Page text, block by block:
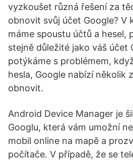
vyzkoušet různá řešení za
obnovit svůj účet Google? V
máme spoustu účtů a hesel,
stejně důležité jako váš účet
potýkáme s problémem,
hesla, Google nabízí několik
obnovit.
Android Device Manager je
Googlu, která vám umožní
mobil online na mapě a
počítače. V případě, že se